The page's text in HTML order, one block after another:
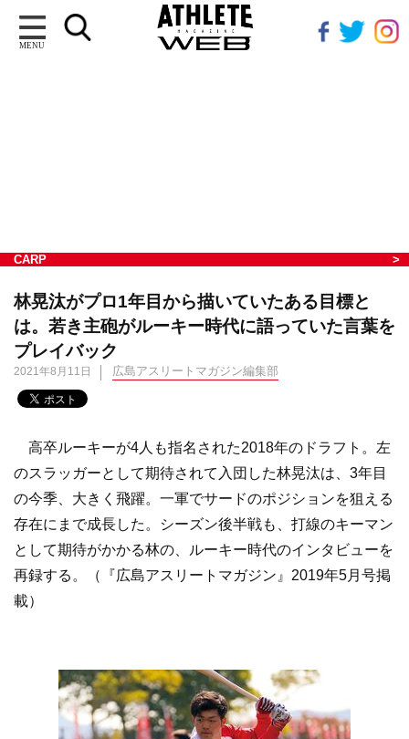
MENU
CARP
林晃汰がプロ1年目から描いていたある目標と
は。若き主砲がルーキー時代に語っていた言葉を
プレイバック
2021年8月11日 広島アスリートマガジン編集部
高卒ルーキーが4人も指名された2018年のドラフト。左
のスラッガーとして期待されて入団した林晃汰は、3年目
の今季、大きく飛躍。一軍でサードのポジションを狙える
存在にまで成長した。シーズン後半戦も、打線のキーマン
として期待がかかる林の、ルーキー時代のインタビューを
再録する。（『広島アスリートマガジン』2019年5月号掲
載）